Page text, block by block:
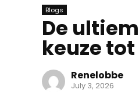
Blogs
De
keuze
Renelobbe
July 3, 2026